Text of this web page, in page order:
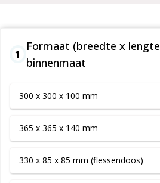
1
Formaat (breedte x
binnenmaat
300 x 300 x 100 mm
365 x 365 x 140 mm
330 x 85 x 85 mm (flessendoos)